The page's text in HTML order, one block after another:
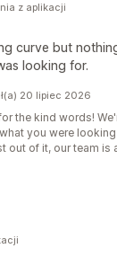
curve but
looking for.
z aplikacji
20 lipiec 2026
the kind words!
you were looking
out of it, our team is